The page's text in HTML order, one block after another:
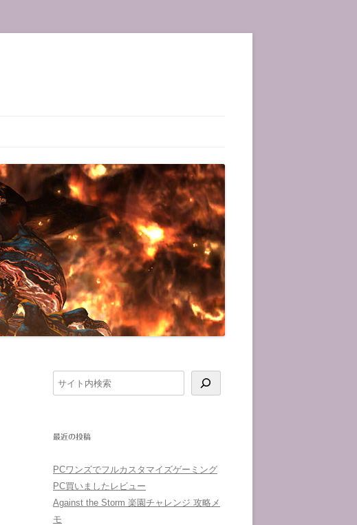
検
索
最近の投稿
PCワンズでフルカスタマイズゲーミング
PC買いましたレビュー
Against the Storm 楽園チャレンジ 攻略メ
モ